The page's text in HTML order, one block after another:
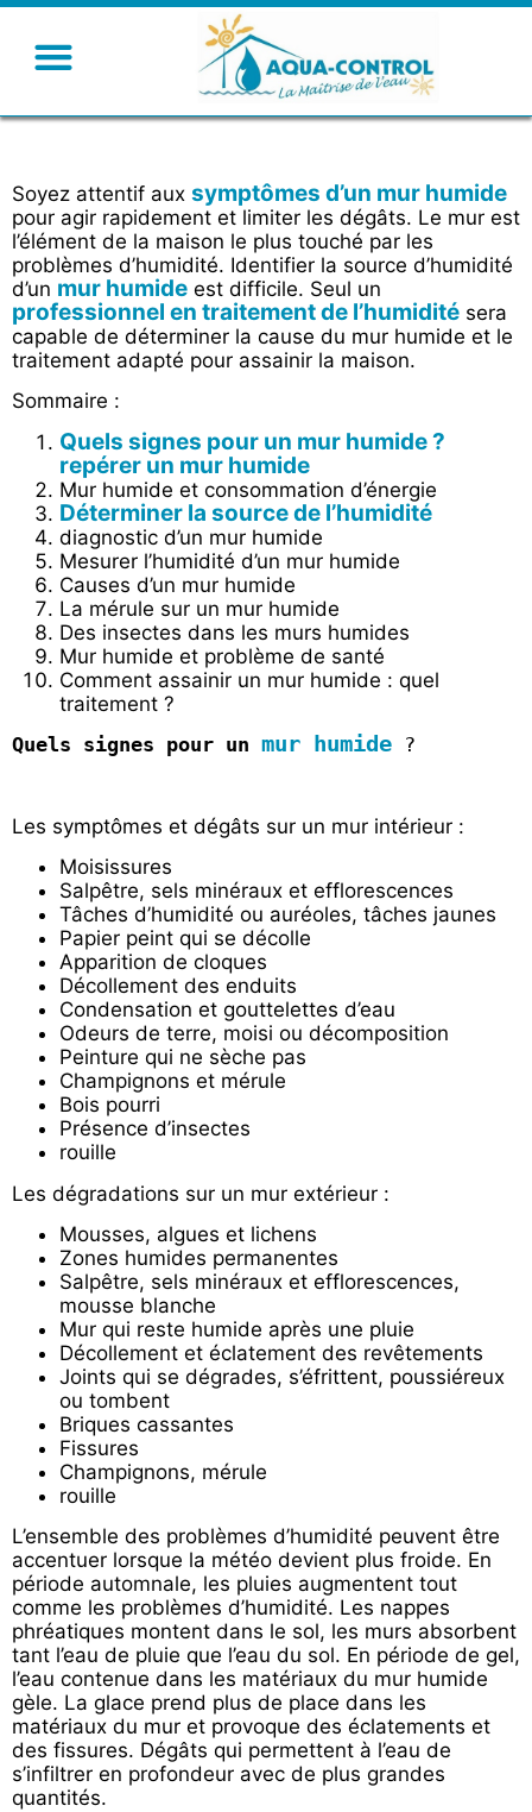
Soyez attentif aux symptômes d’un mur humide
pour agir rapidement et limiter les dégâts. Le mur est
l’élément de la maison le plus touché par les
problèmes d’humidité. Identifier la source d’humidité
d’un mur humide est difficile. Seul un
professionnel en traitement de l’humidité sera
capable de déterminer la cause du mur humide et le
traitement adapté pour assainir la maison.
Sommaire :
Quels signes pour un mur humide ?
repérer un mur humide
Mur humide et consommation d’énergie
Déterminer la source de l’humidité
diagnostic d’un mur humide
Mesurer l’humidité d’un mur humide
Causes d’un mur humide
La mérule sur un mur humide
Des insectes dans les murs humides
Mur humide et problème de santé
Comment assainir un mur humide : quel
traitement ?
Quels signes pour un mur humide ?
Les symptômes et dégâts sur un mur intérieur :
Moisissures
Salpêtre, sels minéraux et efflorescences
Tâches d’humidité ou auréoles, tâches jaunes
Papier peint qui se décolle
Apparition de cloques
Décollement des enduits
Condensation et gouttelettes d’eau
Odeurs de terre, moisi ou décomposition
Peinture qui ne sèche pas
Champignons et mérule
Bois pourri
Présence d’insectes
rouille
Les dégradations sur un mur extérieur :
Mousses, algues et lichens
Zones humides permanentes
Salpêtre, sels minéraux et efflorescences,
mousse blanche
Mur qui reste humide après une pluie
Décollement et éclatement des revêtements
Joints qui se dégrades, s’éfrittent, poussiéreux
ou tombent
Briques cassantes
Fissures
Champignons, mérule
rouille
L’ensemble des problèmes d’humidité peuvent être
accentuer lorsque la météo devient plus froide. En
période automnale, les pluies augmentent tout
comme les problèmes d’humidité. Les nappes
phréatiques montent dans le sol, les murs absorbent
tant l’eau de pluie que l’eau du sol. En période de gel,
l’eau contenue dans les matériaux du mur humide
gèle. La glace prend plus de place dans les
matériaux du mur et provoque des éclatements et
des fissures. Dégâts qui permettent à l’eau de
s’infiltrer en profondeur avec de plus grandes
quantités.